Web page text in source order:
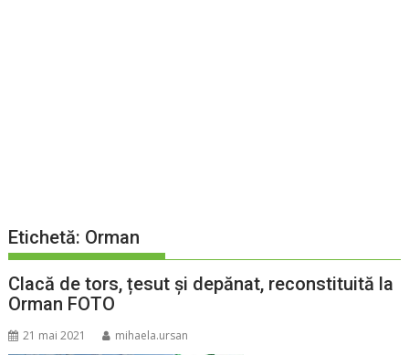
Etichetă: Orman
Clacă de tors, țesut și depănat, reconstituită la
Orman FOTO
21 mai 2021 mihaela.ursan